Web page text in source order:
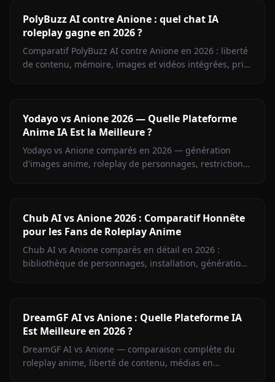
PolyBuzz AI contre Anione : quel chat IA
roleplay gagne en 2026 ?
Comparatif PolyBuzz AI contre Anione en 2026 : liberté
de contenu, mémoire, images et vidéos intégrées, prix.
Yodayo vs Anione 2026 — Quelle Plateforme
Anime IA Est la Meilleure ?
Yodayo vs Anione comparés en 2026 — génération
d'images anime, roleplay de personnages, restrictions
Chub AI vs Anione 2026 : Comparatif Honnête
pour les Fans de Roleplay Anime
Chub AI vs Anione comparés en détail en 2026 :
bibliothèque de personnages, installation, génération
DreamGF AI vs Anione : Quelle Plateforme IA
Est Meilleure en 2026 ?
DreamGF AI vs Anione — comparaison complète du
roleplay anime, liberté de contenu, médias en